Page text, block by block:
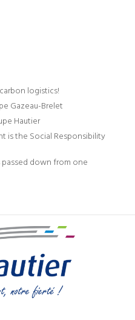
logistics!
Gazeau-Brelet
Hautier
is the Social Responsibility
passed down from one